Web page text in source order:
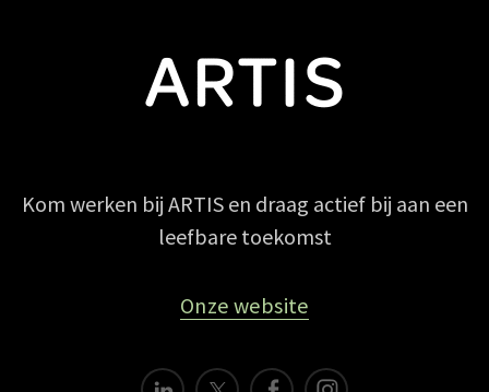
Kom werken bij ARTIS en draag actief bij aan een
leefbare toekomst
Onze website